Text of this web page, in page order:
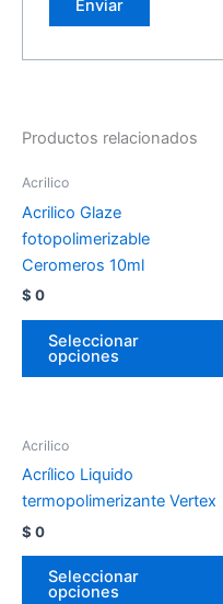
Productos relacionados
Acrilico
Acrilico Glaze
fotopolimerizable
Ceromeros 10ml
$ 0
Seleccionar
opciones
Acrilico
Acrílico Liquido
termopolimerizante Vertex
$ 0
Seleccionar
opciones